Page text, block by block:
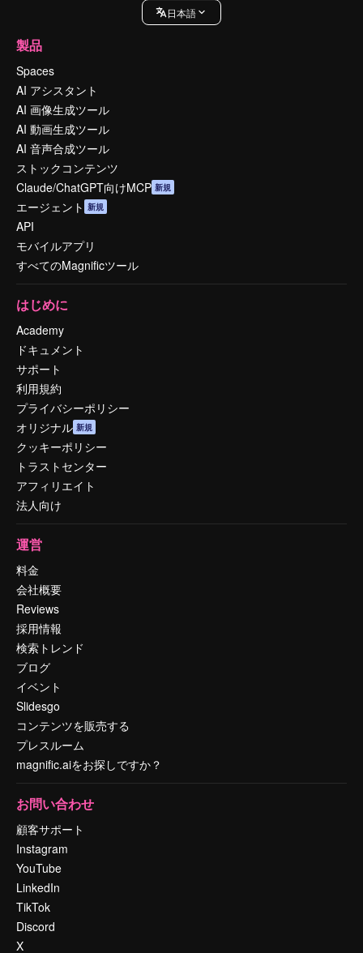
日本語
製品
Spaces
AI アシスタント
AI 画像生成ツール
AI 動画生成ツール
AI 音声合成ツール
ストックコンテンツ
Claude/ChatGPT向けMCP 新規
エージェント 新規
API
モバイルアプリ
すべてのMagnificツール
はじめに
Academy
ドキュメント
サポート
利用規約
プライバシーポリシー
オリジナル 新規
クッキーポリシー
トラストセンター
アフィリエイト
法人向け
運営
料金
会社概要
Reviews
採用情報
検索トレンド
ブログ
イベント
Slidesgo
コンテンツを販売する
プレスルーム
magnific.aiをお探しですか？
お問い合わせ
顧客サポート
Instagram
YouTube
LinkedIn
TikTok
Discord
X